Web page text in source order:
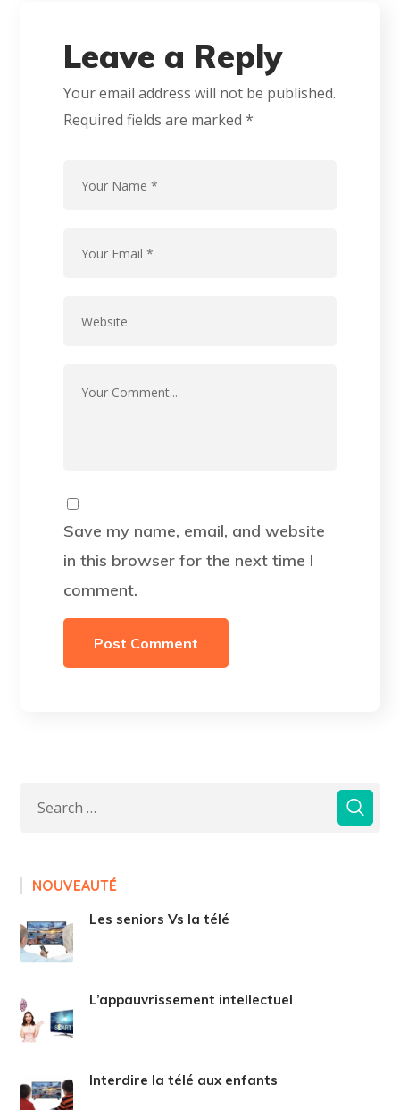
Leave a Reply
Your email address will not be published.
Required fields are marked*
Save my name, email, and website
in this browser for the next time I
comment.
NOUVEAUTÉ
Les seniors Vs la télé
L’appauvrissement intellectuel
Interdire la télé aux enfants